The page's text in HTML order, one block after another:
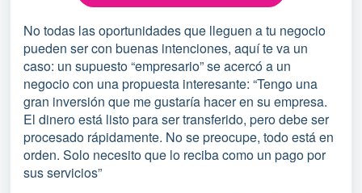
No todas las oportunidades que lleguen a tu negocio
pueden ser con buenas intenciones, aquí te va un
caso: un supuesto “empresario” se acercó a un
negocio con una propuesta interesante: “Tengo una
gran inversión que me gustaría hacer en su empresa.
El dinero está listo para ser transferido, pero debe ser
procesado rápidamente. No se preocupe, todo está en
orden. Solo necesito que lo reciba como un pago por
sus servicios”